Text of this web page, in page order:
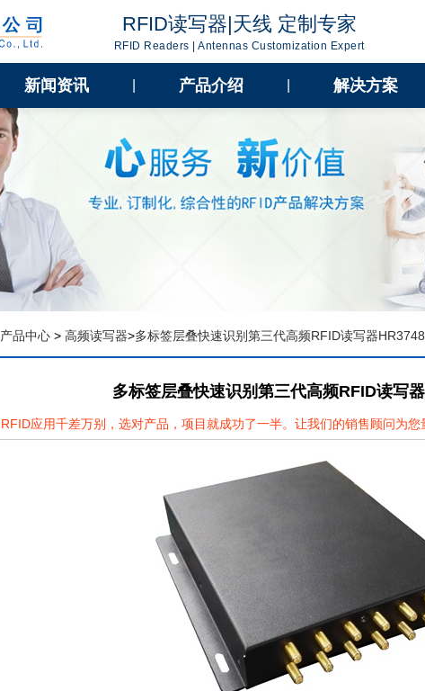
RFID读写器|天线 定制专家
RFID Readers | Antennas Customization Expert
新闻资讯 产品介绍 解决方案
产品中心 > 高频读写器>多标签层叠快速识别第三代高频RFID读写器HR3748
多标签层叠快速识别第三代高频RFID读写
RFID应用千差万别，选对产品，项目就成功了一半。让我们的销售顾问为您